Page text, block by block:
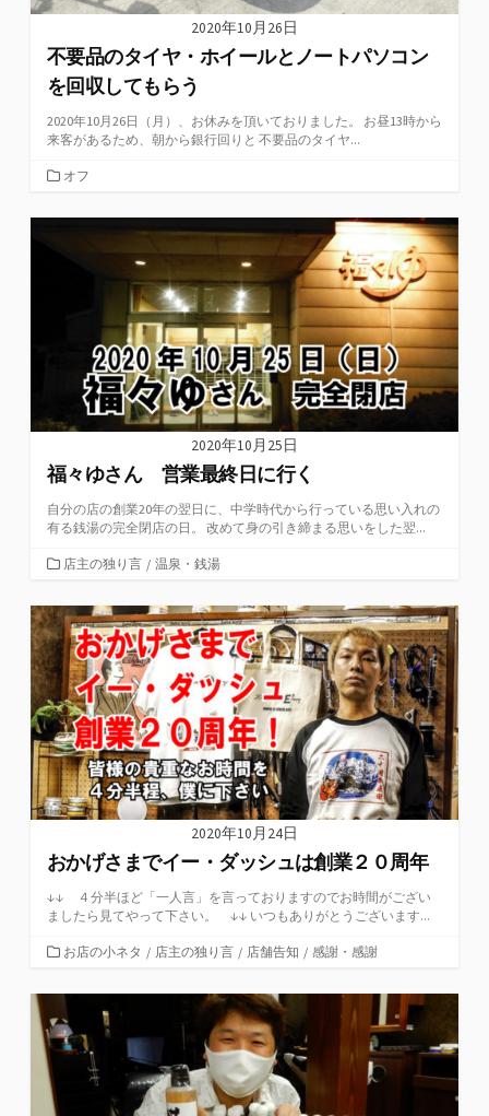
2020年10月26日
不要品のタイヤ・ホイールとノートパソコン
を回収してもらう
2020年10月26日（月）、お休みを頂いておりました。 お昼13時から
来客があるため、朝から銀行回りと 不要品のタイヤ...
カ
ゴ
オフ
2020年10月25日
福々ゆさん 営業最終日に行く
自分の店の創業20年の翌日に、中学時代から行っている思い入れの
有る銭湯の完全閉店の日。 改めて身の引き締まる思いをした翌...
カ
ゴ
リ
ー
店主の独り言 / 温泉・銭湯
2020年10月24日
おかげさまでイー・ダッシュは創業２０周年
↓↓ ４分半ほど「一人言」を言っておりますのでお時間がござい
ましたら見てやって下さい。 ↓↓ いつもありがとうございます...
カ
ゴ
ー
お店の小ネタ / 店主の独り言 / 店舗告知 / 感謝・感謝